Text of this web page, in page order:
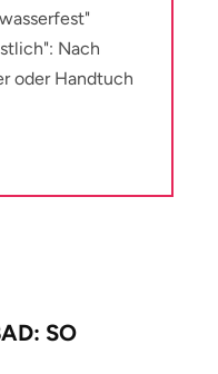
Nach
oder Handtuch
SO